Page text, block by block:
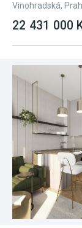
Vinohradská,
22 431 000